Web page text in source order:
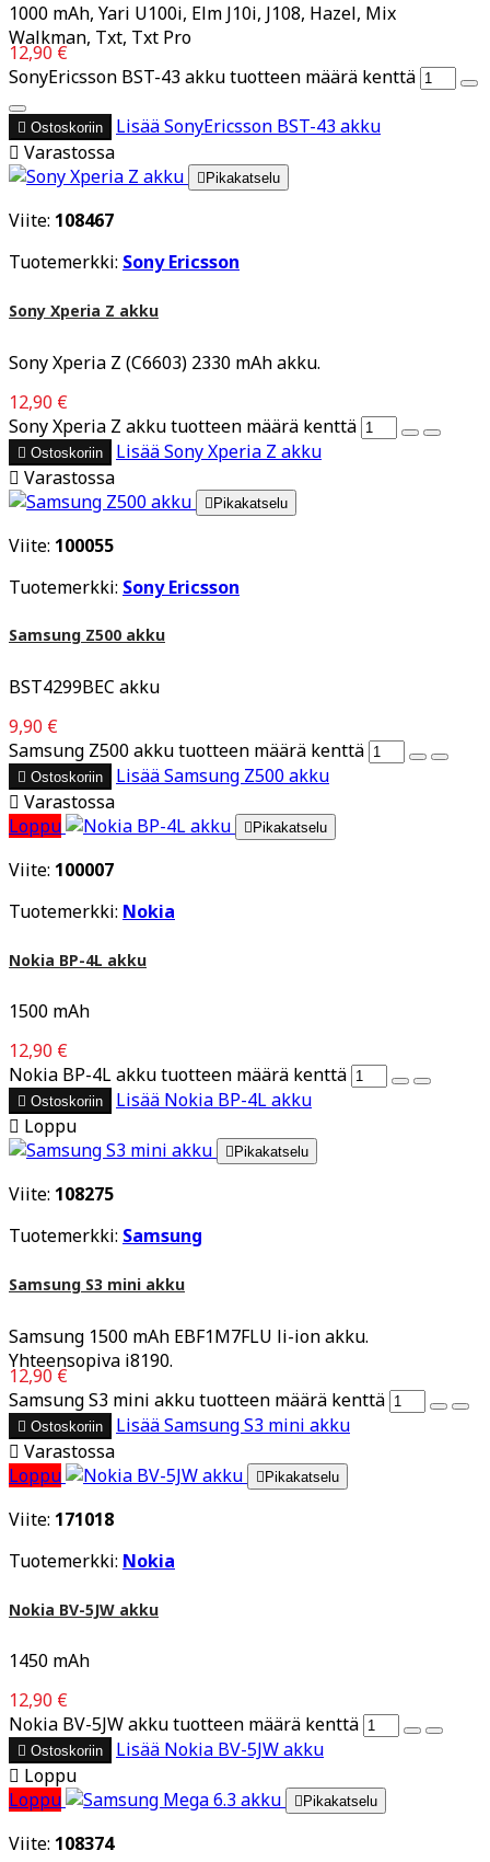
1000 mAh, Yari U100i, Elm J10i, J108, Hazel, Mix
Walkman, Txt, Txt Pro
12,90 €
SonyEricsson BST-43 akku tuotteen määrä kenttä
 Ostoskoriin LisääSonyEricsson BST-43 akku
 Varastossa
 Pikakatselu
Viite: 108467
Tuotemerkki: Sony Ericsson
Sony Xperia Z akku
Sony Xperia Z (C6603) 2330 mAh akku.
12,90 €
Sony Xperia Z akku tuotteen määrä kenttä
 Ostoskoriin LisääSony Xperia Z akku
 Varastossa
Pikakatselu
Viite: 100055
Tuotemerkki: Sony Ericsson
Samsung Z500 akku
BST4299BEC akku
9,90 €
Samsung Z500 akku tuotteen määrä kenttä
 Ostoskoriin LisääSamsung Z500 akku
 Varastossa
Loppu
 Pikakatselu
Viite: 100007
Tuotemerkki: Nokia
Nokia BP-4L akku
1500 mAh
12,90 €
Nokia BP-4L akku tuotteen määrä kenttä
 Ostoskoriin Lisää Nokia BP-4L akku
 Loppu
 Pikakatselu
Viite: 108275
Tuotemerkki: Samsung
Samsung S3 mini akku
Samsung 1500 mAh EBF1M7FLU li-ion akku.
Yhteensopiva i8190.
12,90 €
Samsung S3 mini akku tuotteen määrä kenttä
 Ostoskoriin LisääSamsung S3 mini akku
 Varastossa
Loppu
 Pikakatselu
Viite: 171018
Tuotemerkki: Nokia
Nokia BV-5JW akku
1450 mAh
12,90 €
Nokia BV-5JW akku tuotteen määrä kenttä
 Ostoskoriin Lisää Nokia BV-5JW akku
 Loppu
Loppu
 Pikakatselu
Viite: 108374